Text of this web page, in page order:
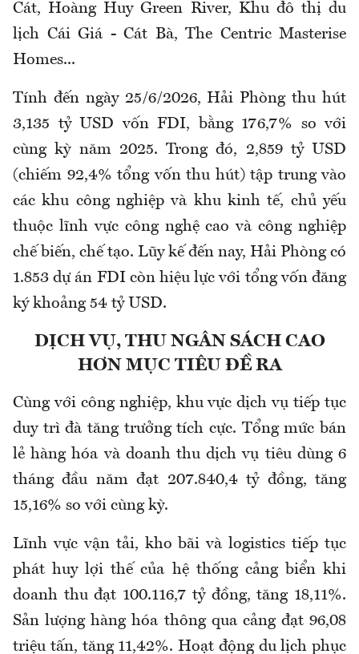
Cát, Hoàng Huy Green River, Khu đô thị du
lịch Cái Giá - Cát Bà, The Centric Masterise
Homes...
Tính đến ngày 25/6/2026, Hải Phòng thu hút
3,135 tỷ USD vốn FDI, bằng 176,7% so với
cùng kỳ năm 2025. Trong đó, 2,859 tỷ USD
(chiếm 92,4% tổng vốn thu hút) tập trung vào
các khu công nghiệp và khu kinh tế, chủ yếu
thuộc lĩnh vực công nghệ cao và công nghiệp
chế biến, chế tạo. Lũy kế đến nay, Hải Phòng có
1.853 dự án FDI còn hiệu lực với tổng vốn đăng
ký khoảng 54 tỷ USD.
DỊCH VỤ, THU NGÂN SÁCH CAO
HƠN MỤC TIÊU ĐỀ RA
Cùng với công nghiệp, khu vực dịch vụ tiếp tục
duy trì đà tăng trưởng tích cực. Tổng mức bán
lẻ hàng hóa và doanh thu dịch vụ tiêu dùng 6
tháng đầu năm đạt 207.840,4 tỷ đồng, tăng
15,16% so với cùng kỳ.
Lĩnh vực vận tải, kho bãi và logistics tiếp tục
phát huy lợi thế của hệ thống cảng biển khi
doanh thu đạt 100.116,7 tỷ đồng, tăng 18,11%.
Sản lượng hàng hóa thông qua cảng đạt 96,08
triệu tấn, tăng 11,42%. Hoạt động du lịch phục